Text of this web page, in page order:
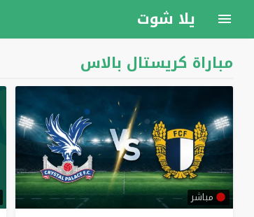
يلا شوت
مباراة كريستال بالاس
مباشر